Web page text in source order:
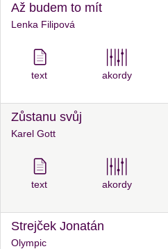
Až budem to mít
Lenka Filipová
text akordy
Zůstanu svůj
Karel Gott
text akordy
Strejček Jonatán
Olympic